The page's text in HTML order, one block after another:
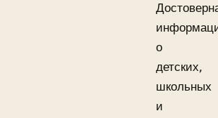
о
детских,
школьных
и